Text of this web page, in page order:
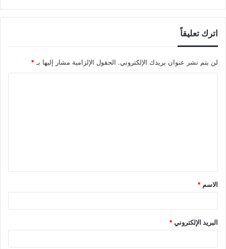
اترك تعليقاً
لن يتم نشر عنوان بريدك الإلكتروني. الحقول الإلزامية مشار إليها بـ *
ق
*
الاسم *
البريد الإلكتروني*